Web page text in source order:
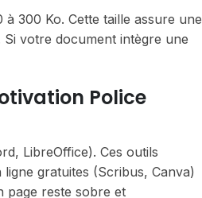
300 Ko. Cette taille assure une
Si votre document intègre une
Police
LibreOffice). Ces outils
gratuites (Scribus, Canva)
page reste sobre et